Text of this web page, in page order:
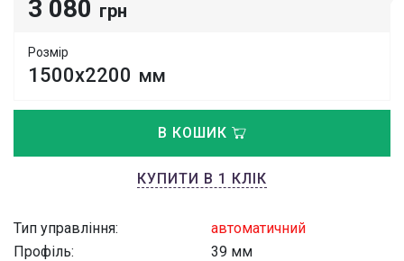
3 080 грн
Розмір
1500х2200 мм
В КОШИК
КУПИТИ В 1 КЛІК
Тип управління:
автоматичний
Профіль:
39 мм